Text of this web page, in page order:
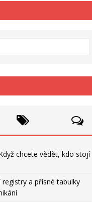
chcete vědět, kdo stojí
registry a přísné tabulky